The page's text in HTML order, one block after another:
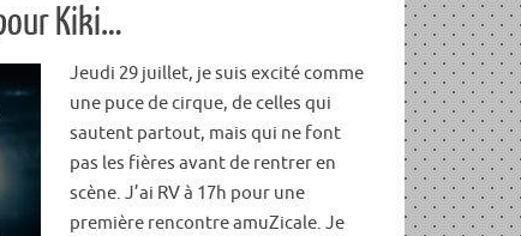
Kiki…
Jeudi 29 juillet, je suis excité comme
une puce de cirque, de celles qui
sautent partout, mais qui ne font
pas les fières avant de rentrer en
scène. J’ai RV à 17h pour une
première rencontre amuZicale. Je